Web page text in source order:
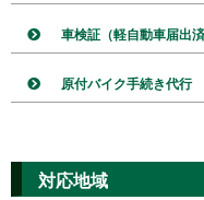
車検証（軽自動車届出
原付バイク手続き代行
対応地域